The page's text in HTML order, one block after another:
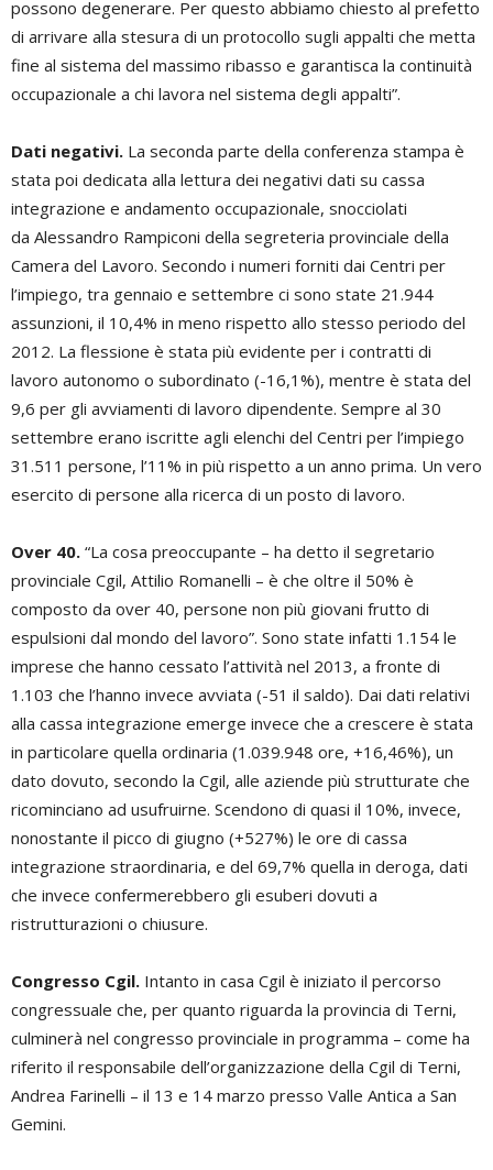
possono degenerare. Per questo abbiamo chiesto al prefetto
di arrivare alla stesura di un protocollo sugli appalti che metta
fine al sistema del massimo ribasso e garantisca la continuità
occupazionale a chi lavora nel sistema degli appalti”.
Dati negativi. La seconda parte della conferenza stampa è
stata poi dedicata alla lettura dei negativi dati su cassa
integrazione e andamento occupazionale, snocciolati
da Alessandro Rampiconi della segreteria provinciale della
Camera del Lavoro. Secondo i numeri forniti dai Centri per
l’impiego, tra gennaio e settembre ci sono state 21.944
assunzioni, il 10,4% in meno rispetto allo stesso periodo del
2012. La flessione è stata più evidente per i contratti di
lavoro autonomo o subordinato (-16,1%), mentre è stata del
9,6 per gli avviamenti di lavoro dipendente. Sempre al 30
settembre erano iscritte agli elenchi del Centri per l’impiego
31.511 persone, l’11% in più rispetto a un anno prima. Un vero
esercito di persone alla ricerca di un posto di lavoro.
Over 40. “La cosa preoccupante – ha detto il segretario
provinciale Cgil, Attilio Romanelli – è che oltre il 50% è
composto da over 40, persone non più giovani frutto di
espulsioni dal mondo del lavoro”. Sono state infatti 1.154 le
imprese che hanno cessato l’attività nel 2013, a fronte di
1.103 che l’hanno invece avviata (-51 il saldo). Dai dati relativi
alla cassa integrazione emerge invece che a crescere è stata
in particolare quella ordinaria (1.039.948 ore, +16,46%), un
dato dovuto, secondo la Cgil, alle aziende più strutturate che
ricominciano ad usufruirne. Scendono di quasi il 10%, invece,
nonostante il picco di giugno (+527%) le ore di cassa
integrazione straordinaria, e del 69,7% quella in deroga, dati
che invece confermerebbero gli esuberi dovuti a
ristrutturazioni o chiusure.
Congresso Cgil. Intanto in casa Cgil è iniziato il percorso
congressuale che, per quanto riguarda la provincia di Terni,
culminerà nel congresso provinciale in programma – come ha
riferito il responsabile dell’organizzazione della Cgil di Terni,
Andrea Farinelli – il 13 e 14 marzo presso Valle Antica a San
Gemini.